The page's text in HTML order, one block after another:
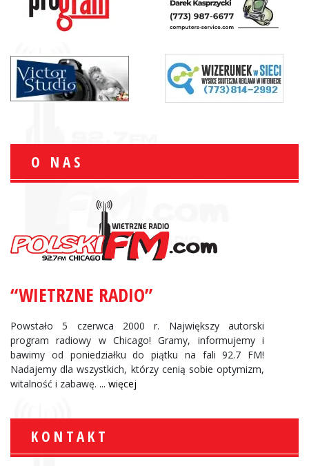
O NAS
“WIETRZNE RADIO”
Powstało 5 czerwca 2000 r. Największy autorski
program radiowy w Chicago! Gramy, informujemy i
bawimy od poniedziałku do piątku na fali 92.7 FM!
Nadajemy dla wszystkich, którzy cenią sobie optymizm,
witalność i zabawę. ... więcej
KONTAKT